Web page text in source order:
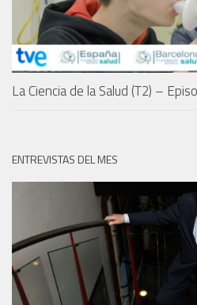
La Ciencia de la Salud (T2) –
ENTREVISTAS DEL MES